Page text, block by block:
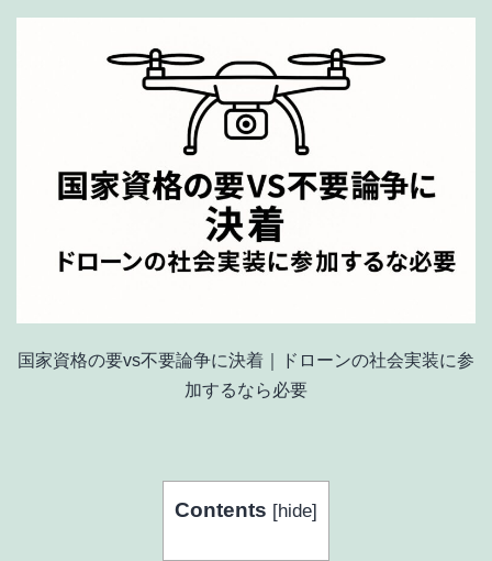
国家資格の要vs不要論争に決着｜ドローンの社会実装に参
加するなら必要
Contents [hide]